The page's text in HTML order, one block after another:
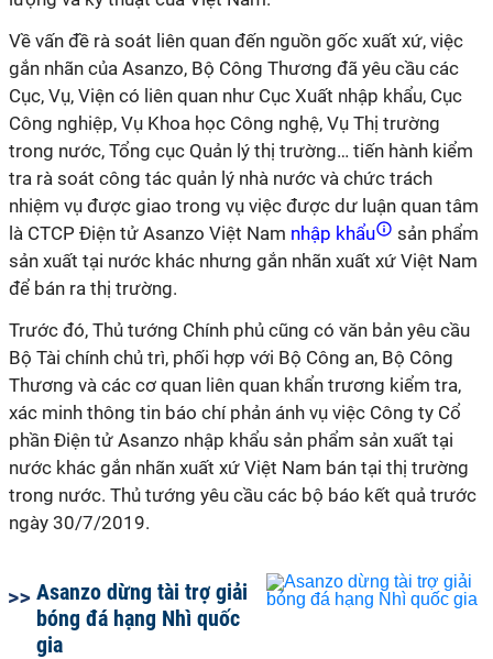
Về vấn đề rà soát liên quan đến nguồn gốc xuất xứ, việc
gắn nhãn của Asanzo, Bộ Công Thương đã yêu cầu các
Cục, Vụ, Viện có liên quan như Cục Xuất nhập khẩu, Cục
Công nghiệp, Vụ Khoa học Công nghệ, Vụ Thị trường
trong nước, Tổng cục Quản lý thị trường… tiến hành kiểm
tra rà soát công tác quản lý nhà nước và chức trách
nhiệm vụ được giao trong vụ việc được dư luận quan tâm
là CTCP Điện tử Asanzo Việt Nam nhập khẩu
sản phẩm
sản xuất tại nước khác nhưng gắn nhãn xuất xứ Việt Nam
để bán ra thị trường.
Trước đó, Thủ tướng Chính phủ cũng có văn bản yêu cầu
Bộ Tài chính chủ trì, phối hợp với Bộ Công an, Bộ Công
Thương và các cơ quan liên quan khẩn trương kiểm tra,
xác minh thông tin báo chí phản ánh vụ việc Công ty Cổ
phần Điện tử Asanzo nhập khẩu sản phẩm sản xuất tại
nước khác gắn nhãn xuất xứ Việt Nam bán tại thị trường
trong nước. Thủ tướng yêu cầu các bộ báo kết quả trước
ngày 30/7/2019.
Asanzo dừng tài trợ giải
bóng đá hạng Nhì quốc
gia